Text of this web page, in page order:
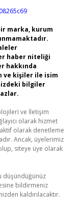
marka, kurum
haber niteliği
hakkında
ve kişiler ile isim
bilgiler
ve İletişim
olarak hizmet
olarak denetleme
Ancak, üyelerimiz
siteye üye olarak
düşündüğünüz
bildirmeniz
kaldırılacaktır.